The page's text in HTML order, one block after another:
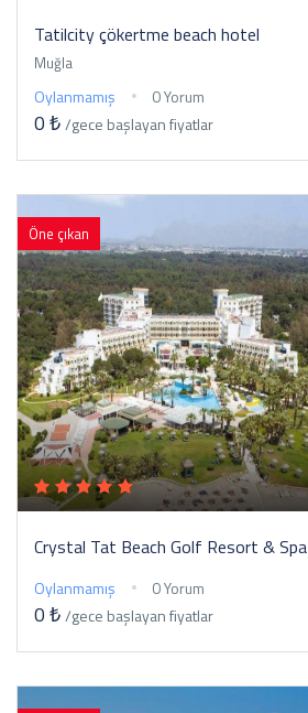
Tatilcity çökertme beach hotel
Muğla
Oylanmamış 0 Yorum
0 ₺/gece başlayan fiyatlar
Öne çıkan
Crystal Tat Beach Golf Resort & Spa
Oylanmamış 0 Yorum
0 ₺/gece başlayan fiyatlar